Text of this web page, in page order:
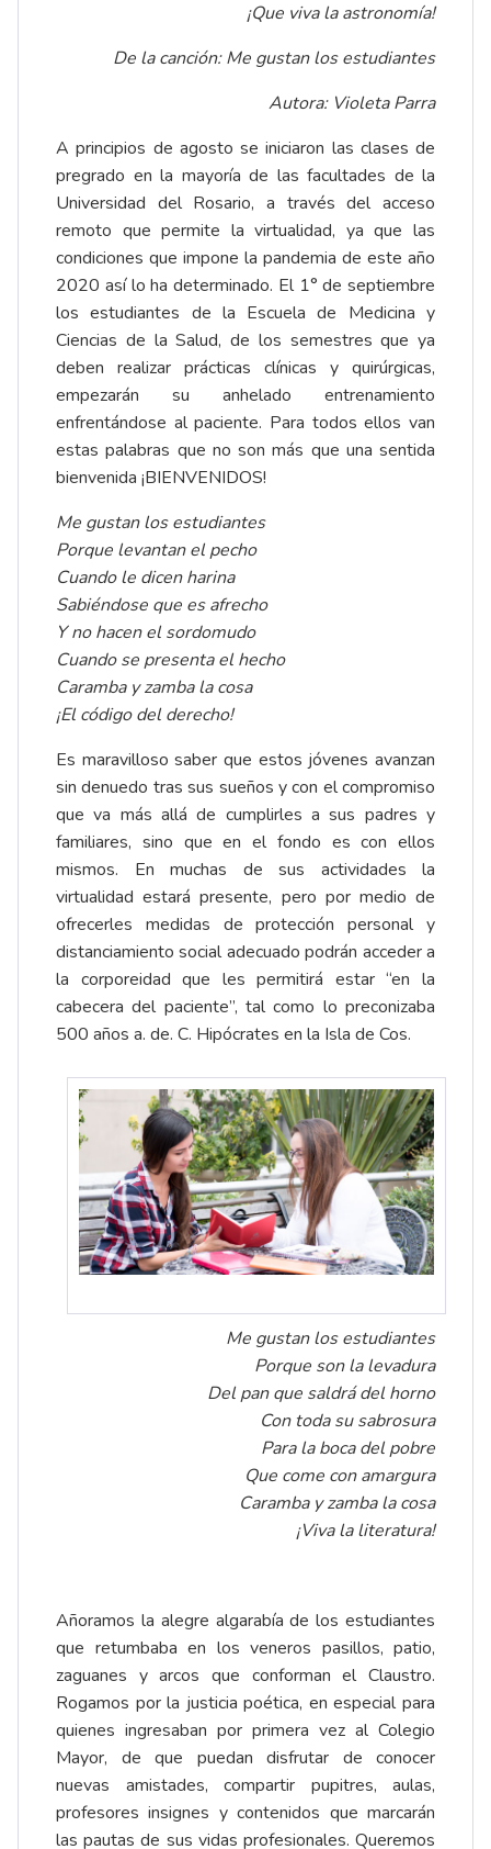
¡Que viva la astronomía!
De la canción: Me gustan los estudiantes
Autora: Violeta Parra
A principios de agosto se iniciaron las clases de
pregrado en la mayoría de las facultades de la
Universidad del Rosario, a través del acceso
remoto que permite la virtualidad, ya que las
condiciones que impone la pandemia de este año
2020 así lo ha determinado. El 1° de septiembre
los estudiantes de la Escuela de Medicina y
Ciencias de la Salud, de los semestres que ya
deben realizar prácticas clínicas y quirúrgicas,
empezarán su anhelado entrenamiento
enfrentándose al paciente. Para todos ellos van
estas palabras que no son más que una sentida
bienvenida ¡BIENVENIDOS!
Me gustan los estudiantes
Porque levantan el pecho
Cuando le dicen harina
Sabiéndose que es afrecho
Y no hacen el sordomudo
Cuando se presenta el hecho
Caramba y zamba la cosa
¡El código del derecho!
Es maravilloso saber que estos jóvenes avanzan
sin denuedo tras sus sueños y con el compromiso
que va más allá de cumplirles a sus padres y
familiares, sino que en el fondo es con ellos
mismos. En muchas de sus actividades la
virtualidad estará presente, pero por medio de
ofrecerles medidas de protección personal y
distanciamiento social adecuado podrán acceder a
la corporeidad que les permitirá estar “en la
cabecera del paciente”, tal como lo preconizaba
500 años a. de. C. Hipócrates en la Isla de Cos.
Me gustan los estudiantes
Porque son la levadura
Del pan que saldrá del horno
Con toda su sabrosura
Para la boca del pobre
Que come con amargura
Caramba y zamba la cosa
¡Viva la literatura!
Añoramos la alegre algarabía de los estudiantes
que retumbaba en los veneros pasillos, patio,
zaguanes y arcos que conforman el Claustro.
Rogamos por la justicia poética, en especial para
quienes ingresaban por primera vez al Colegio
Mayor, de que puedan disfrutar de conocer
nuevas amistades, compartir pupitres, aulas,
profesores insignes y contenidos que marcarán
las pautas de sus vidas profesionales. Queremos